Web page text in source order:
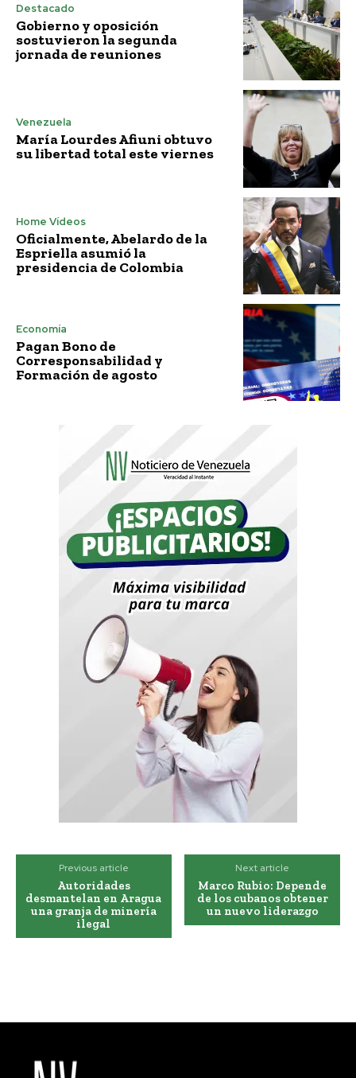
Destacado
Gobierno y oposición
sostuvieron la segunda
jornada de reuniones
Venezuela
María Lourdes Afiuni obtuvo
su libertad total este viernes
Home Vídeos
Oficialmente, Abelardo de la
Espriella asumió la
presidencia de Colombia
Economía
Pagan Bono de
Corresponsabilidad y
Formación de agosto
Previous article
Autoridades
desmantelan en Aragua
una granja de minería
ilegal
Next article
Marco Rubio: Depende
de los cubanos obtener
un nuevo liderazgo